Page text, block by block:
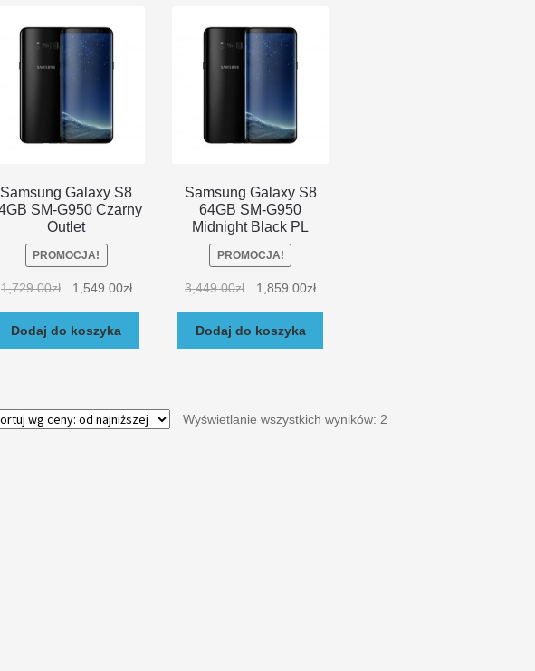
Samsung Galaxy S8
SM-G950 Czarny
Outlet
PROMOCJA!
1,729.00zł 1,549.00zł
Dodaj do koszyka
Samsung Galaxy S8
64GB SM-G950
Midnight Black PL
PROMOCJA!
3,449.00zł 1,859.00zł
Dodaj do koszyka
Wyświetlanie wszystkich wyników: 2